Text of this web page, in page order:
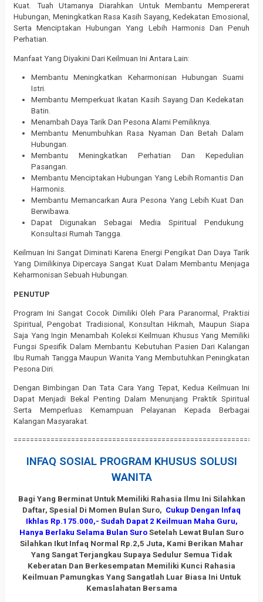
Kuat. Tuah Utamanya Diarahkan Untuk Membantu Mempererat
Hubungan, Meningkatkan Rasa Kasih Sayang, Kedekatan Emosional,
Serta Menciptakan Hubungan Yang Lebih Harmonis Dan Penuh
Perhatian.
Manfaat Yang Diyakini Dari Keilmuan Ini Antara Lain:
Membantu Meningkatkan Keharmonisan Hubungan Suami
Istri.
Membantu Memperkuat Ikatan Kasih Sayang Dan Kedekatan
Batin.
Menambah Daya Tarik Dan Pesona Alami Pemiliknya.
Membantu Menumbuhkan Rasa Nyaman Dan Betah Dalam
Hubungan.
Membantu Meningkatkan Perhatian Dan Kepedulian
Pasangan.
Membantu Menciptakan Hubungan Yang Lebih Romantis Dan
Harmonis.
Membantu Memancarkan Aura Pesona Yang Lebih Kuat Dan
Berwibawa.
Dapat Digunakan Sebagai Media Spiritual Pendukung
Konsultasi Rumah Tangga.
Keilmuan Ini Sangat Diminati Karena Energi Pengikat Dan Daya Tarik
Yang Dimilikinya Dipercaya Sangat Kuat Dalam Membantu Menjaga
Keharmonisan Sebuah Hubungan.
PENUTUP
Program Ini Sangat Cocok Dimiliki Oleh Para Paranormal, Praktisi
Spiritual, Pengobat Tradisional, Konsultan Hikmah, Maupun Siapa
Saja Yang Ingin Menambah Koleksi Keilmuan Khusus Yang Memiliki
Fungsi Spesifik Dalam Membantu Kebutuhan Pasien Dari Kalangan
Ibu Rumah Tangga Maupun Wanita Yang Membutuhkan Peningkatan
Pesona Diri.
Dengan Bimbingan Dan Tata Cara Yang Tepat, Kedua Keilmuan Ini
Dapat Menjadi Bekal Penting Dalam Menunjang Praktik Spiritual
Serta Memperluas Kemampuan Pelayanan Kepada Berbagai
Kalangan Masyarakat.
INFAQ SOSIAL PROGRAM KHUSUS SOLUSI
WANITA
Bagi Yang Berminat Untuk Memiliki Rahasia Ilmu Ini Silahkan
Daftar, Spesial Di Momen Bulan Suro, Cukup Dengan Infaq
Ikhlas Rp.175.000,- Sudah Dapat 2 Keilmuan Maha Guru,
Hanya Berlaku Selama Bulan Suro Setelah Lewat Bulan Suro
Silahkan Ikut Infaq Normal Rp.2,5 Juta, Kami Berikan Mahar
Yang Sangat Terjangkau Supaya Sedulur Semua Tidak
Keberatan Dan Berkesempatan Memiliki Kunci Rahasia
Keilmuan Pamungkas Yang Sangatlah Luar Biasa Ini Untuk
Kemaslahatan Bersama